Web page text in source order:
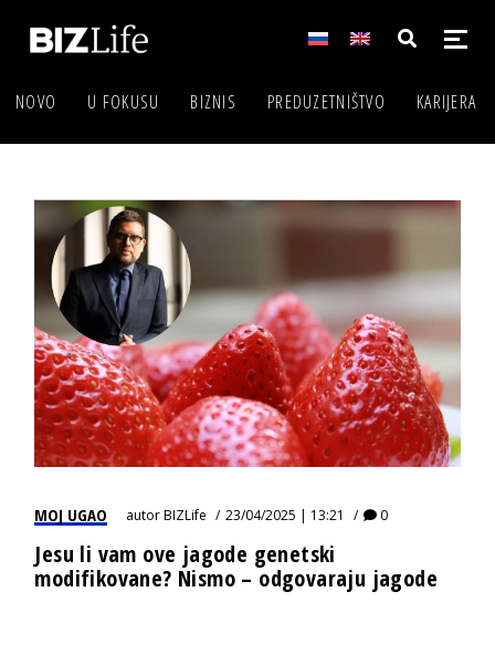
NOVO U FOKUSU BIZNIS PREDUZETNIŠTVO KARIJERA
MOJ UGAO autorBIZLife 23/04/2025 | 13:21 0
Jesu li vam ove jagode genetski
modifikovane? Nismo – odgovaraju jagode